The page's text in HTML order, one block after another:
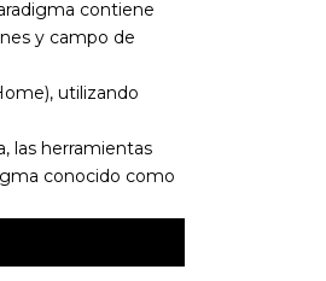
contiene
y campo de
utilizando
las herramientas
conocido como